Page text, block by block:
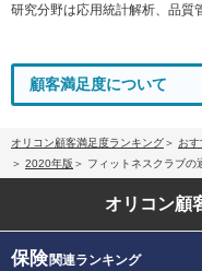
研究分野は応用統計解析、品質
顧客満足度について
オリコン顧客満足度ランキング
おす
2020年版
フィットネスクラブの
オリコン顧
保険関連ランキング